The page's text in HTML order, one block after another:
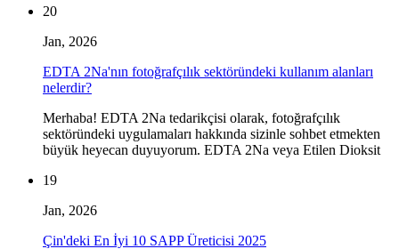
20
Jan, 2026
EDTA 2Na'nın fotoğrafçılık sektöründeki kullanım alanları
nelerdir?
Merhaba! EDTA 2Na tedarikçisi olarak, fotoğrafçılık
sektöründeki uygulamaları hakkında sizinle sohbet etmekten
büyük heyecan duyuyorum. EDTA 2Na veya Etilen Dioksit
19
Jan, 2026
Çin'deki En İyi 10 SAPP Üreticisi 2025